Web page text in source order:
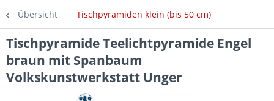
Übersicht Tischpyramiden klein (bis 50 cm)
Tischpyramide Teelichtpyramide Engel
braun mit Spanbaum
Volkskunstwerkstatt Unger